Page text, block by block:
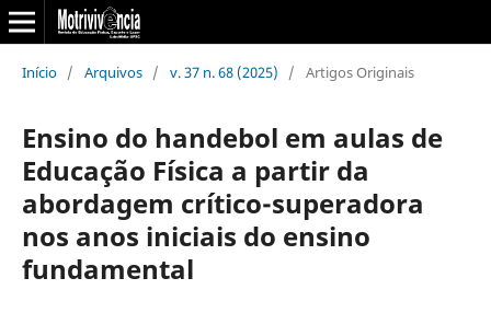
Início / Arquivos / v. 37 n. 68 (2025) / Artigos Originais
Ensino do handebol em aulas de
Educação Física a partir da
abordagem crítico-superadora
nos anos iniciais do ensino
fundamental